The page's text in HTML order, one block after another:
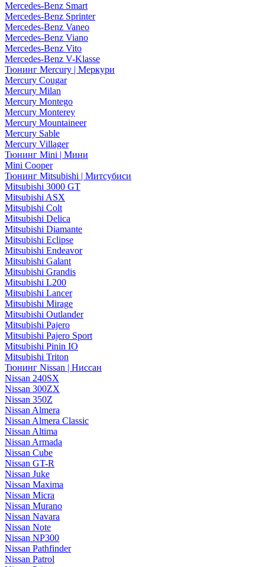
Mercedes-Benz Smart
Mercedes-Benz Sprinter
Mercedes-Benz Vaneo
Mercedes-Benz Viano
Mercedes-Benz Vito
Mercedes-Benz V-Klasse
Тюнинг Mercury | Меркури
Mercury Cougar
Mercury Milan
Mercury Montego
Mercury Monterey
Mercury Mountaineer
Mercury Sable
Mercury Villager
Тюнинг Mini | Мини
Mini Cooper
Тюнинг Mitsubishi | Митсубиси
Mitsubishi 3000 GT
Mitsubishi ASX
Mitsubishi Colt
Mitsubishi Delica
Mitsubishi Diamante
Mitsubishi Eclipse
Mitsubishi Endeavor
Mitsubishi Galant
Mitsubishi Grandis
Mitsubishi L200
Mitsubishi Lancer
Mitsubishi Mirage
Mitsubishi Outlander
Mitsubishi Pajero
Mitsubishi Pajero Sport
Mitsubishi Pinin IO
Mitsubishi Triton
Тюнинг Nissan | Ниссан
Nissan 240SX
Nissan 300ZX
Nissan 350Z
Nissan Almera
Nissan Almera Classic
Nissan Altima
Nissan Armada
Nissan Cube
Nissan GT-R
Nissan Juke
Nissan Maxima
Nissan Micra
Nissan Murano
Nissan Navara
Nissan Note
Nissan NP300
Nissan Pathfinder
Nissan Patrol